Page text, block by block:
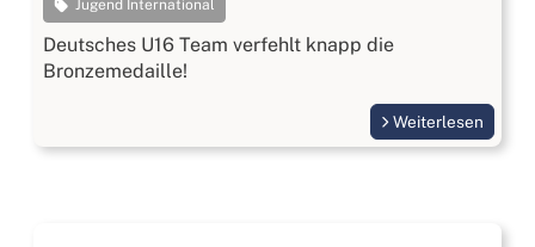
Jugend International
Deutsches U16 Team verfehlt knapp die
Bronzemedaille!
Weiterlesen